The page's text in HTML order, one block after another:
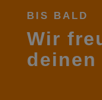
BIS BALD
Wir
deinen